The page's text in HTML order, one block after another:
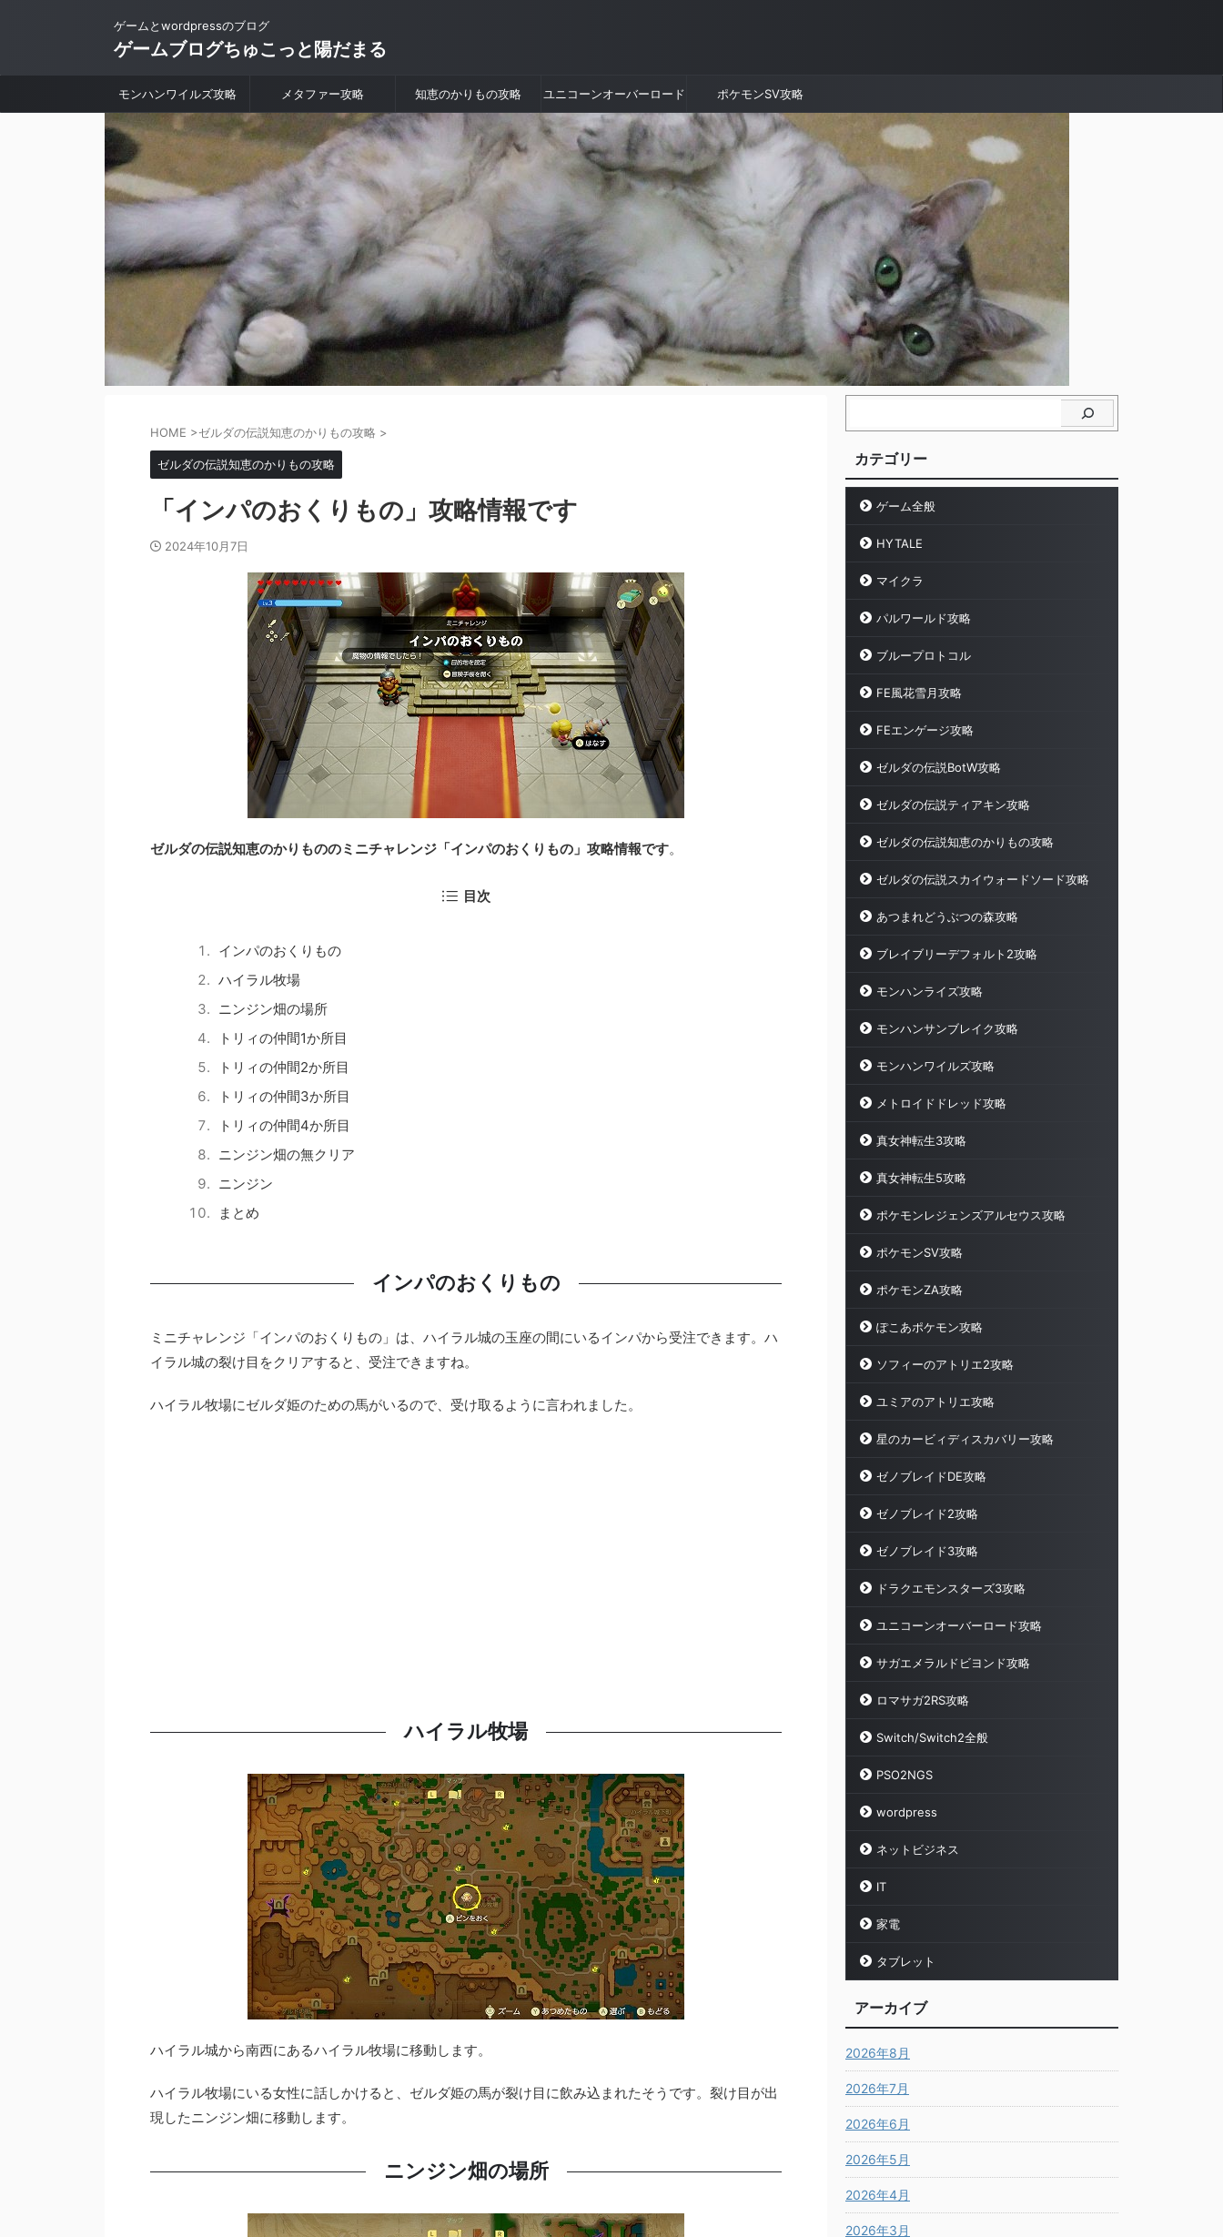
ゲームとwordpressのブログ
ゲームブログちゅこっと陽だまる
モンハンワイルズ攻略 メタファー攻略 知恵のかりもの攻略 ユニコーンオーバーロード ポケモンSV攻略
HOME >ゼルダの伝説知恵のかりもの攻略 >
ゼルダの伝説知恵のかりもの攻略
「インパのおくりもの」攻略情報です
2024年10月7日
ゼルダの伝説知恵のかりもののミニチャレンジ「インパのおくりもの」攻略情報です。
目次
インパのおくりもの
ハイラル牧場
ニンジン畑の場所
トリィの仲間1か所目
トリィの仲間2か所目
トリィの仲間3か所目
トリィの仲間4か所目
ニンジン畑の無クリア
ニンジン
まとめ
インパのおくりもの
ミニチャレンジ「インパのおくりもの」は、ハイラル城の玉座の間にいるインパから受注できます。ハ
イラル城の裂け目をクリアすると、受注できますね。
ハイラル牧場にゼルダ姫のための馬がいるので、受け取るように言われました。
ハイラル牧場
ハイラル城から南西にあるハイラル牧場に移動します。
ハイラル牧場にいる女性に話しかけると、ゼルダ姫の馬が裂け目に飲み込まれたそうです。裂け目が出
現したニンジン畑に移動します。
ニンジン畑の場所
カテゴリー
ゲーム全般
HYTALE
マイクラ
パルワールド攻略
ブループロトコル
FE風花雪月攻略
FEエンゲージ攻略
ゼルダの伝説BotW攻略
ゼルダの伝説ティアキン攻略
ゼルダの伝説知恵のかりもの攻略
ゼルダの伝説スカイウォードソード攻略
あつまれどうぶつの森攻略
ブレイブリーデフォルト2攻略
モンハンライズ攻略
モンハンサンブレイク攻略
モンハンワイルズ攻略
メトロイドドレッド攻略
真女神転生3攻略
真女神転生5攻略
ポケモンレジェンズアルセウス攻略
ポケモンSV攻略
ポケモンZA攻略
ぽこあポケモン攻略
ソフィーのアトリエ2攻略
ユミアのアトリエ攻略
星のカービィディスカバリー攻略
ゼノブレイドDE攻略
ゼノブレイド2攻略
ゼノブレイド3攻略
ドラクエモンスターズ3攻略
ユニコーンオーバーロード攻略
サガエメラルドビヨンド攻略
ロマサガ2RS攻略
Switch/Switch2全般
PSO2NGS
wordpress
ネットビジネス
IT
家電
タブレット
アーカイブ
2026年8月
2026年7月
2026年6月
2026年5月
2026年4月
2026年3月